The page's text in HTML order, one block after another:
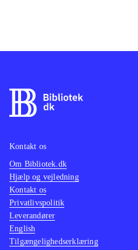
Kontakt os
Om Bibliotek.dk
Hjælp og vejledning
Kontakt os
Privatlivspolitik
Leverandører
English
Tilgængelighedserklæring